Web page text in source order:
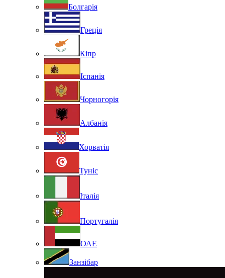
Болгарія
Греція
Кіпр
Іспанія
Чорногорія
Албанія
Хорватія
Туніс
Італія
Португалія
ОАЕ
Занзібар